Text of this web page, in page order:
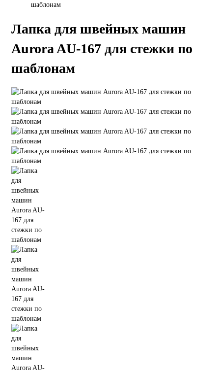
шаблонам
Лапка для швейных машин
Aurora AU-167 для стежки по
шаблонам